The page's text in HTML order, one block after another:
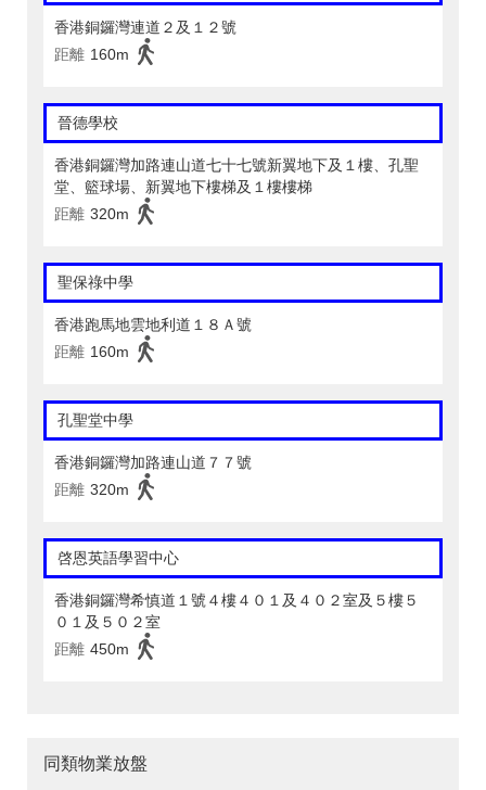
香港銅鑼灣連道２及１２號
距離 160m
晉德學校
香港銅鑼灣加路連山道七十七號新翼地下及１樓、孔聖
堂、籃球場、新翼地下樓梯及１樓樓梯
距離 320m
聖保祿中學
香港跑馬地雲地利道１８Ａ號
距離 160m
孔聖堂中學
香港銅鑼灣加路連山道７７號
距離 320m
啓恩英語學習中心
香港銅鑼灣希慎道１號４樓４０１及４０２室及５樓５
０１及５０２室
距離 450m
同類物業放盤